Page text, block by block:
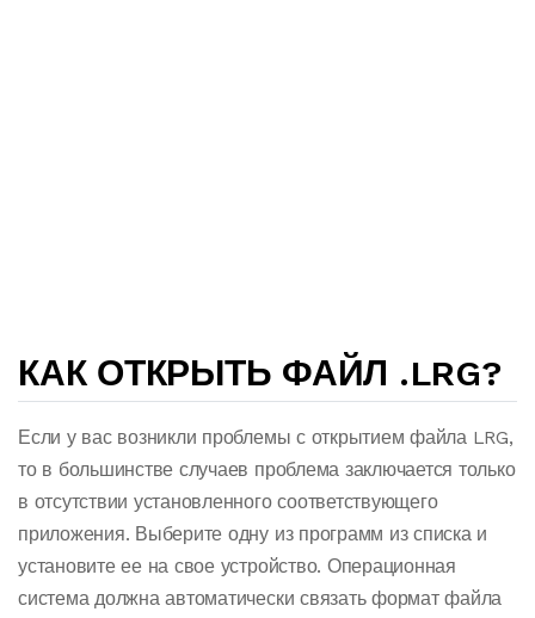
КАК ОТКРЫТЬ ФАЙЛ .LRG?
Если у вас возникли проблемы с открытием файла LRG,
то в большинстве случаев проблема заключается только
в отсутствии установленного соответствующего
приложения. Выберите одну из программ из списка и
установите ее на свое устройство. Операционная
система должна автоматически связать формат файла